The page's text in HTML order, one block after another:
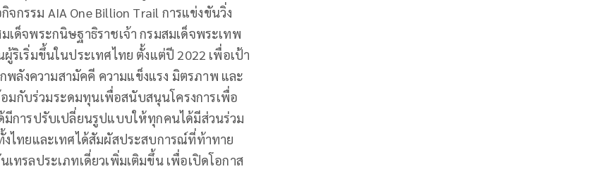
กรรม AIA One Billion Trail การแข่งขันวิ่ง
ด็จพระกนิษฐาธิราชเจ้า กรมสมเด็จพระเทพ
ริเริ่มขึ้นในประเทศไทย ตั้งแต่ปี 2022 เพื่อเป้า
ลังความสามัคคี ความแข็งแรง มิตรภาพ และ
มกับร่วมระดมทุนเพื่อสนับสนุนโครงการเพื่อ
มีการปรับเปลี่ยนรูปแบบให้ทุกคนได้มีส่วนร่วม
งไทยและเทศได้สัมผัสประสบการณ์ที่ท้าทาย
เทรลประเภทเดี่ยวเพิ่มเติมขึ้น เพื่อเปิดโอกาส